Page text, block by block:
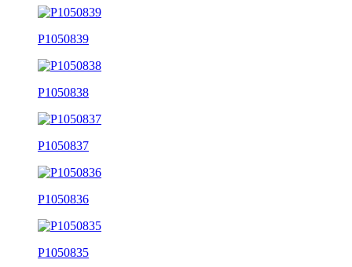
P1050839
P1050838
P1050837
P1050836
P1050835